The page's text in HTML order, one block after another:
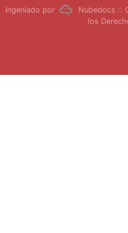
Ingeniado por Nubedocs ::
los